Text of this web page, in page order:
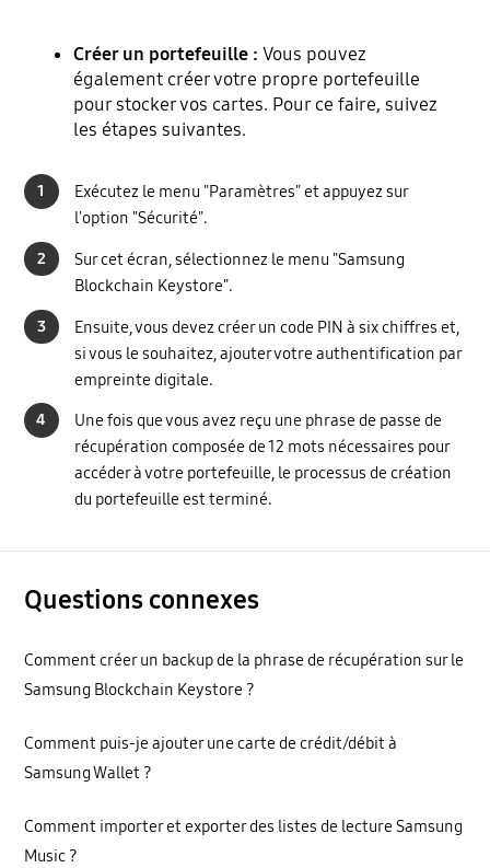
Créer un portefeuille :Vous pouvez
également créer votre propre portefeuille
pour stocker vos cartes. Pour ce faire, suivez
les étapes suivantes.
1
Exécutez le menu "Paramètres" et appuyez sur
l'option "Sécurité".
2
Sur cet écran, sélectionnez le menu "Samsung
Blockchain Keystore".
3
Ensuite, vous devez créer un code PIN à six chiffres et,
si vous le souhaitez, ajouter votre authentification par
empreinte digitale.
4
Une fois que vous avez reçu une phrase de passe de
récupération composée de 12 mots nécessaires pour
accéder à votre portefeuille, le processus de création
du portefeuille est terminé.
Questions connexes
Comment créer un backup de la phrase de récupération sur le
Samsung Blockchain Keystore ?
Comment puis-je ajouter une carte de crédit/débit à
Samsung Wallet ?
Comment importer et exporter des listes de lecture Samsung
Music ?